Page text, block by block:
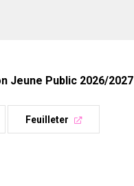
Jeune Public 2026/2027
Feuilleter